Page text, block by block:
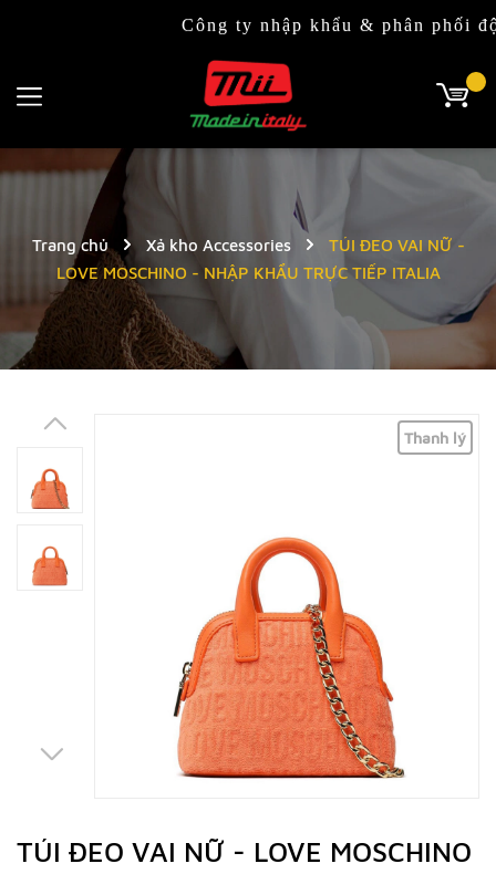
Công ty nhập khẩu & phân phối độc
Trang chủ Xả kho Accessories
TÚI ĐEO VAI NỮ -
LOVE MOSCHINO - NHẬP KHẨU TRỰC TIẾP ITALIA
Thanh lý
TÚI ĐEO VAI NỮ - LOVE MOSCHINO